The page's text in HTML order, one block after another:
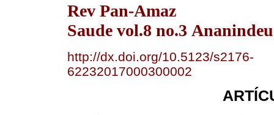
Rev Pan-Amaz
Saude vol.8 no.3
http://dx.doi.org/10.5123/s2176-
62232017000300002